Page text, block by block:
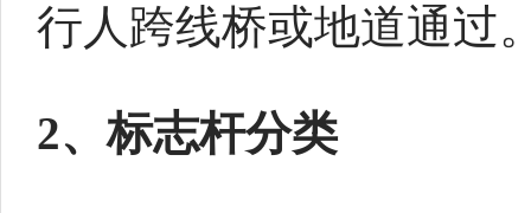
行人跨线桥或地道通过
2、标志杆分类